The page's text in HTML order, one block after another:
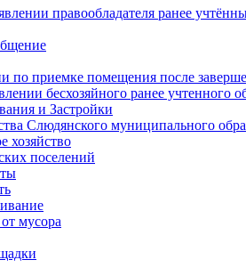
правообладателя ранее
по приемке помещения после
бесхозяйного ранее учтенного
и Застройки
Слюдянского муниципального
хозяйство
поселений
мусора